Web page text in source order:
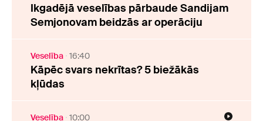
Ikgadējā veselības pārbaude Sandijam
Semjonovam beidzās ar operāciju
Veselība 16:40
Kāpēc svars nekrītas? 5 biežākās
kļūdas
Veselība 10:00